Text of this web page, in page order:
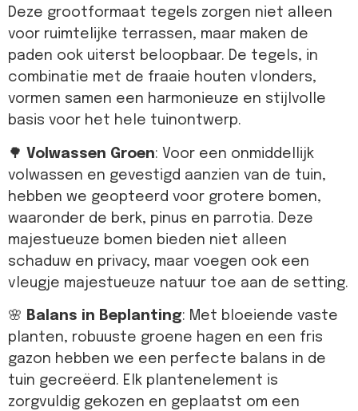
Deze grootformaat tegels zorgen niet alleen
voor ruimtelijke terrassen, maar maken de
paden ook uiterst beloopbaar. De tegels, in
combinatie met de fraaie houten vlonders,
vormen samen een harmonieuze en stijlvolle
basis voor het hele tuinontwerp.
🌳 Volwassen Groen: Voor een onmiddellijk
volwassen en gevestigd aanzien van de tuin,
hebben we geopteerd voor grotere bomen,
waaronder de berk, pinus en parrotia. Deze
majestueuze bomen bieden niet alleen
schaduw en privacy, maar voegen ook een
vleugje majestueuze natuur toe aan de setting.
🌸 Balans in Beplanting: Met bloeiende vaste
planten, robuuste groene hagen en een fris
gazon hebben we een perfecte balans in de
tuin gecreëerd. Elk plantenelement is
zorgvuldig gekozen en geplaatst om een